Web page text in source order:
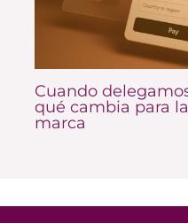
Cuando
qué cambia para
marca